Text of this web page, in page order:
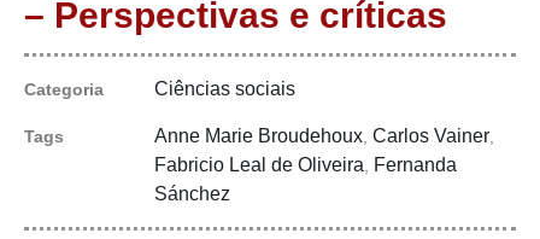
– Perspectivas e críticas
Categoria Ciências sociais
Tags Anne Marie Broudehoux, Carlos Vainer,
Fabricio Leal de Oliveira, Fernanda
Sánchez